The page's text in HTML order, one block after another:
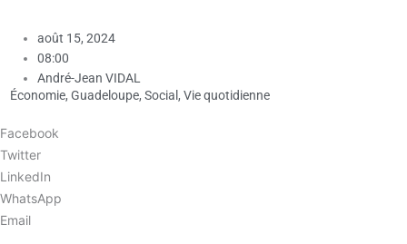
août 15, 2024
08:00
André-Jean VIDAL
Économie, Guadeloupe, Social , Vie quotidienne
Facebook
Twitter
LinkedIn
WhatsApp
Email